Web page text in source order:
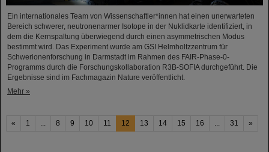
Ein internationales Team von Wissenschaftler*innen hat einen unerwarteten
Bereich schwerer, neutronenarmer Isotope in der Nuklidkarte identifiziert, in
dem die Kernspaltung überwiegend durch einen asymmetrischen Modus
bestimmt wird. Das Experiment wurde am GSI Helmholtzzentrum für
Schwerionenforschung in Darmstadt im Rahmen des FAIR-Phase-0-
Programms durch die Forschungskollaboration R3B-SOFIA durchgeführt. Die
Ergebnisse sind im Fachmagazin Nature veröffentlicht.
Mehr »
« 1 8 9 10 11 12 13 14 15 16 31 »